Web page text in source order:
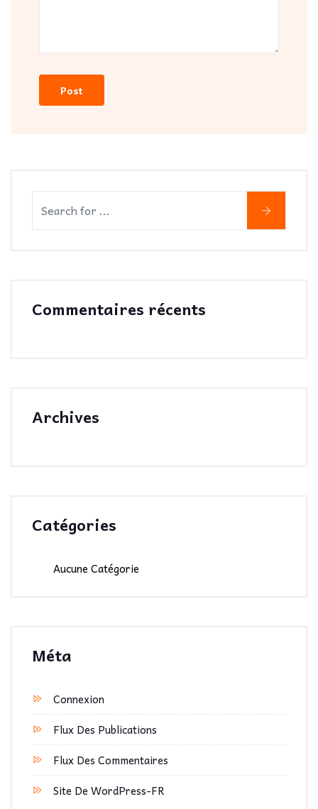
Commentaires récents
Archives
Catégories
Aucune Catégorie
Méta
Connexion
Flux Des Publications
Flux Des Commentaires
Site De WordPress-FR